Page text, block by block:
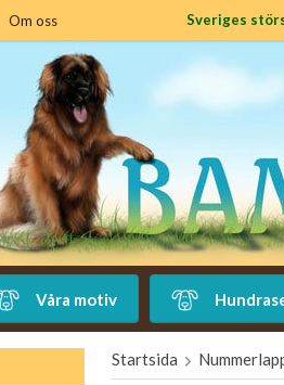
Om oss Sveriges
Våra motiv
Startsida